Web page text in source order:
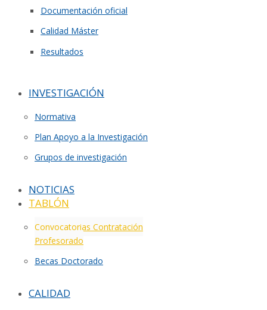
Documentación oficial
Calidad Máster
Resultados
INVESTIGACIÓN
Normativa
Plan Apoyo a la Investigación
Grupos de investigación
NOTICIAS
TABLÓN
Convocatorias Contratación
Profesorado
Becas Doctorado
CALIDAD